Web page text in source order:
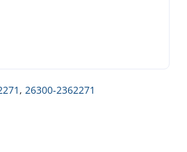
, 26300-2362271